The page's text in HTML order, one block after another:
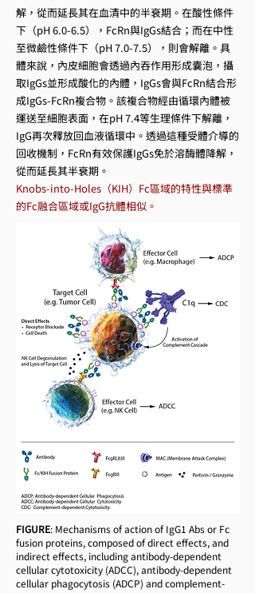
解，從而延長其在血清中的半衰期。在酸性條件
下（pH 6.0-6.5），FcRn與IgGs結合；而在中性
至微鹼性條件下（pH 7.0-7.5），則會解離。具
體來說，內皮細胞會透過內吞作用形成囊泡，攝
取IgGs並形成酸化的內體，IgGs會與FcRn結合形
成IgGs-FcRn複合物。該複合物經由循環內體被
運送至細胞表面，在pH 7.4等生理條件下解離，
IgG再次釋放回血液循環中。透過這種受體介導的
回收機制，FcRn有效保護IgGs免於溶酶體降解，
從而延長其半衰期。
Knobs-into-Holes（KIH）Fc區域的特性與標準
的Fc融合區域或IgG抗體相似。
FIGURE: Mechanisms of action of IgG1 Abs or Fc
fusion proteins, composed of direct effects, and
indirect effects, including antibody-dependent
cellular cytotoxicity (ADCC), antibody-dependent
cellular phagocytosis (ADCP) and complement-